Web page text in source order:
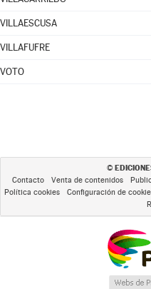
VILLAESCUSA
VILLAFUFRE
VOTO
©
Contacto Venta de contenidos
Política cookies
Configuración de